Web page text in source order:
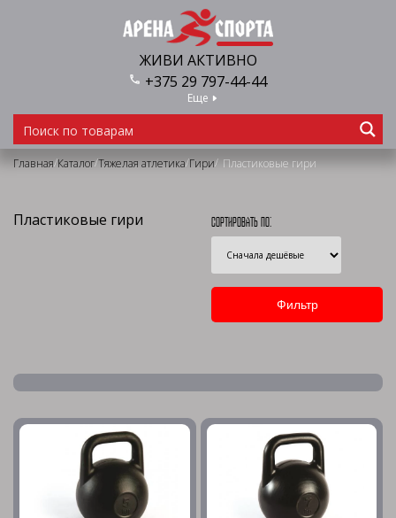
ЖИВИ АКТИВНО
+375 29 797-44-44
Еще
Главная/Каталог/Тяжелая атлетика/Гири/ Пластиковые гири
Пластиковые гири Сортировать по: